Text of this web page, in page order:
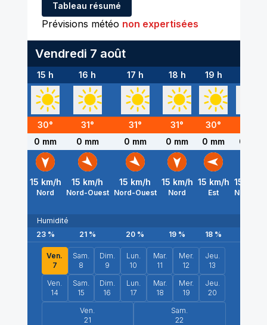
Tableau résumé
Prévisions météo non expertisées
Vendredi 7 août
15 h 16 h 17 h 18 h 19 h
30° 31° 31° 31° 30°
0 mm
0 mm 0 mm 0 mm 0 mm 0 mm
15 km/h
Nord
15 km/h
Nord-Ouest
15 km/h
Nord-Ouest
15 km/h
Nord
15 km/h
Est
15
Nord-Est
Humidité
23% 21% 20 % 19 % 18 %
Ven.
7
Sam.
8
Dim.
9
Lun.
10
Mar.
11
Mer.
12
Jeu.
13
Ven.
14
Sam.
15
Dim.
16
Lun.
17
Mar.
18
Mer.
19
Jeu.
20
Ven.
21
Sam.
22